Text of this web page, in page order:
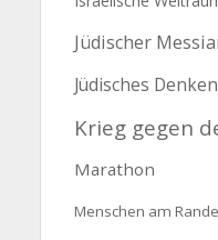
Jüdischer
Jüdisches Denken
Krieg gegen
Marathon
Menschen am